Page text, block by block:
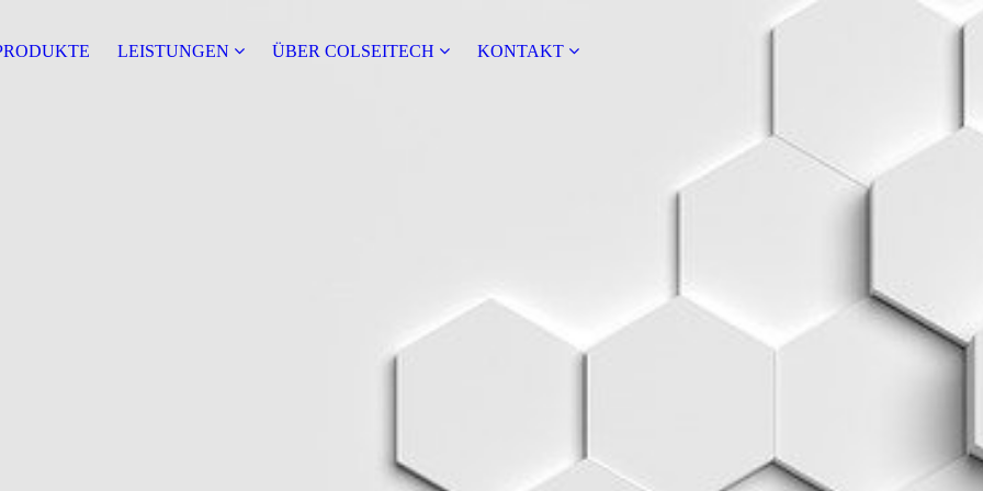
LEISTUNGEN ÜBER COLSEITECH KONTAKT